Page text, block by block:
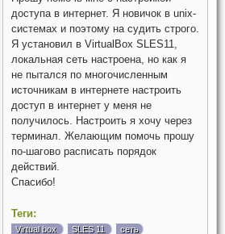
доступа в интернет. Я новичок в unix-
системах и поэтому на судить строго.
Я установил в VirtualBox SLES11,
локальная сеть настроена, но как я
не пытался по многочисленным
источникам в интернете настроить
доступ в интернет у меня не
получилось. Настроить я хочу через
терминал. Желающим помочь прошу
по-шагово расписать порядок
действий.
Спасибо!
Теги:
Virtual box SLES 11 сеть